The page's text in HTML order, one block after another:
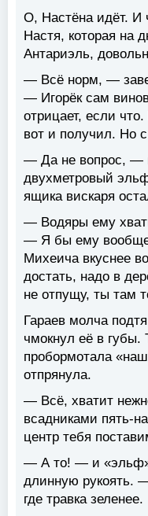
О, Настёна идёт. И
Настя, которая на
Антариэль,
— Всё норм, —
— Игорёк сам
отрицает, если
вот и получил. Но
— Да не вопрос, —
двухметровый
ящика вискаря
— Водяры ему
— Я бы ему вообще
Михеича вкуснее
достать, надо в
не отпущу, ты там
Гараев молча
чмокнул её в губы.
пробормотала
отпрянула.
— Всё, хватит
всадниками пять-
центр тебя
— А то! — и «эльф»
длинную рукоять.
где травка зеленее.